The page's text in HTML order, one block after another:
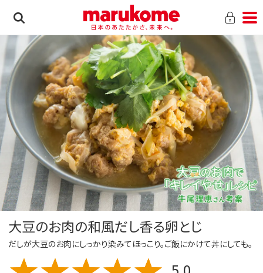
大豆のお肉の和風だし香る卵とじ
だしが大豆のお肉にしっかり染みてほっこり。ご飯にかけて丼にしても。